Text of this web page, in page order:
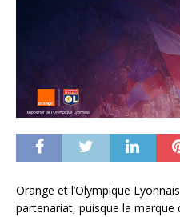
Orange et l’Olympique
partenariat, puisque la marque